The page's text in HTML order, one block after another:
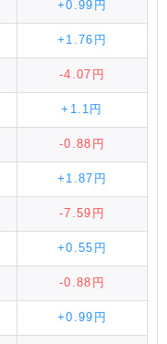
+0.99円
+1.76円
-4.07円
+1.1円
-0.88円
+1.87円
-7.59円
+0.55円
-0.88円
+0.99円